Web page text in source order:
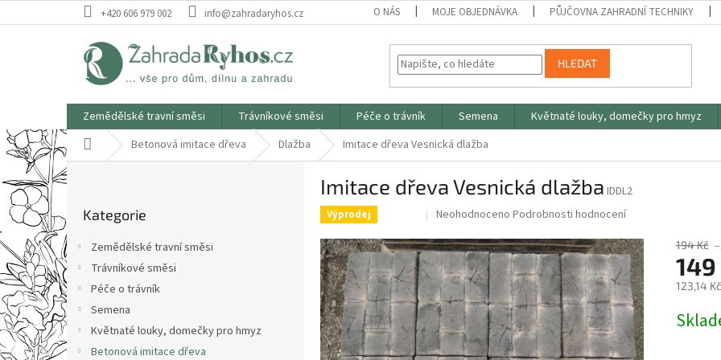
na
+420 606 979 002 info@zahradaryhos.cz O NÁS MOJE OBJEDNÁVKA PŮJČOVNA ZAHRADNÍ TECHNIKY
HLEDAT
Zemědělské travní směsi Trávníkové směsi Péče o trávník Semena Květnaté louky, domečky pro hmyz
Domů Betonová imitace dřeva Dlažba Imitace dřeva Vesnická dlažba
P
o
r
a
n
n
í
p
a
kategorie
Kategorie
Zemědělské travní směsi
Trávníkové směsi
Péče o trávník
Semena
Květnaté louky, domečky pro hmyz
Betonová imitace dřeva
Imitace dřeva Vesnická dlažba IDDL2
Výprodej
Průměrné
produktu
je
0,0
z
5
hvězdiček.
Neohodnoceno Podrobnosti hodnocení
194 Kč
149
123,14
cena: